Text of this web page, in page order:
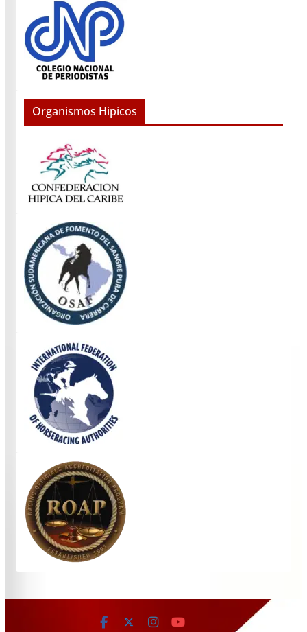
Organismos Hipicos